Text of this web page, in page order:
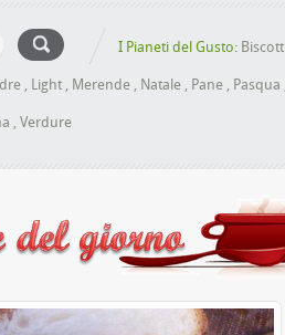
I Pianeti del Gusto:
, Light , Merende , Natale , Pane , Pasqua
, Verdure